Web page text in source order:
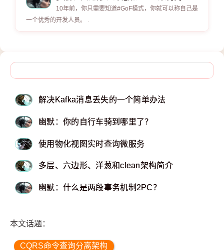
10年前，你只需要知道#GoF模式，你就可以称自己是
一个优秀的开发人员。 .
解决Kafka消息丢失的一个简单办法
幽默：你的自行车骑到哪里了？
使用物化视图实时查询微服务
多层、六边形、洋葱和clean架构简介
幽默：什么是两段事务机制2PC？
本文话题：
CQRS命令查询分离架构